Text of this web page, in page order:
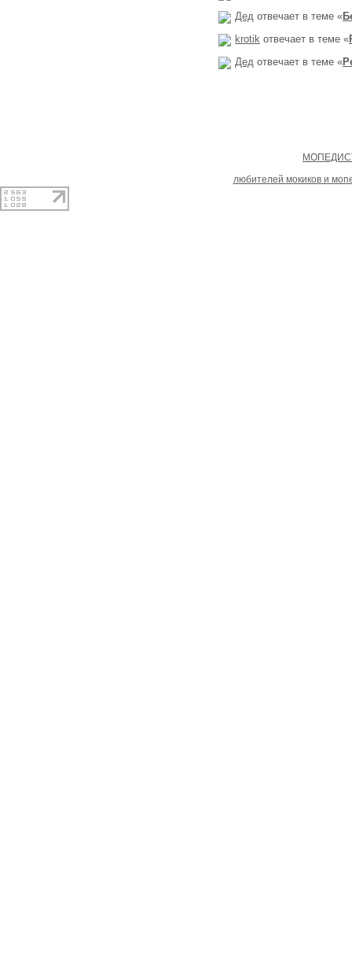
Дед отвечает в теме «
krotik отвечает в теме «
Дед отвечает в теме «
любителей мокиков и